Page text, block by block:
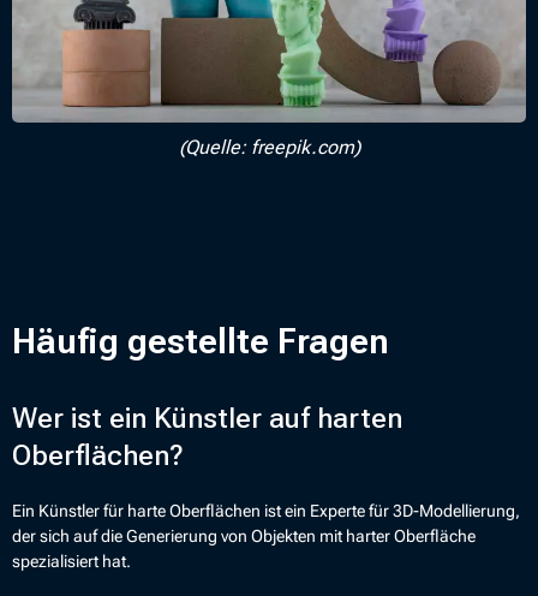
(Quelle: freepik.com)
Häufig gestellte Fragen
Wer ist ein Künstler auf harten
Oberflächen?
Ein Künstler für harte Oberflächen ist ein Experte für 3D-Modellierung,
der sich auf die Generierung von Objekten mit harter Oberfläche
spezialisiert hat.